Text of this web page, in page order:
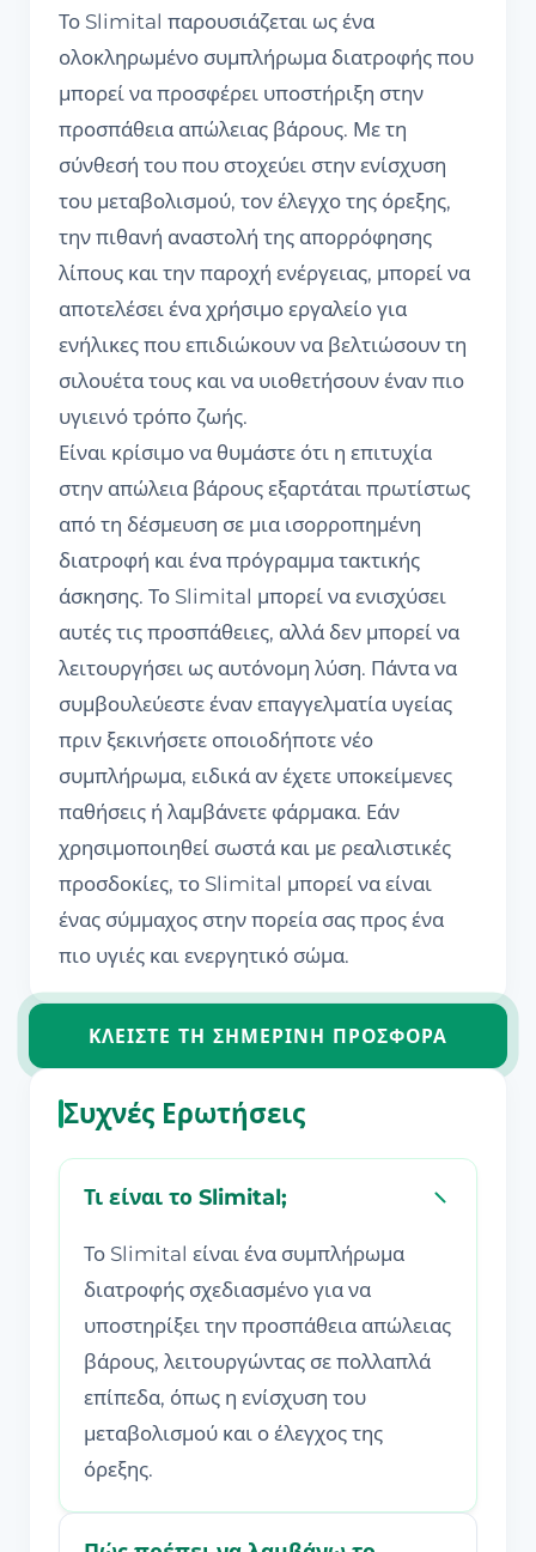
Το Slimital παρουσιάζεται ως ένα
ολοκληρωμένο συμπλήρωμα διατροφής που
μπορεί να προσφέρει υποστήριξη στην
προσπάθεια απώλειας βάρους. Με τη
σύνθεσή του που στοχεύει στην ενίσχυση
του μεταβολισμού, τον έλεγχο της όρεξης,
την πιθανή αναστολή της απορρόφησης
λίπους και την παροχή ενέργειας, μπορεί να
αποτελέσει ένα χρήσιμο εργαλείο για
ενήλικες που επιδιώκουν να βελτιώσουν τη
σιλουέτα τους και να υιοθετήσουν έναν πιο
υγιεινό τρόπο ζωής.
Είναι κρίσιμο να θυμάστε ότι η επιτυχία
στην απώλεια βάρους εξαρτάται πρωτίστως
από τη δέσμευση σε μια ισορροπημένη
διατροφή και ένα πρόγραμμα τακτικής
άσκησης. Το Slimital μπορεί να ενισχύσει
αυτές τις προσπάθειες, αλλά δεν μπορεί να
λειτουργήσει ως αυτόνομη λύση. Πάντα να
συμβουλεύεστε έναν επαγγελματία υγείας
πριν ξεκινήσετε οποιοδήποτε νέο
συμπλήρωμα, ειδικά αν έχετε υποκείμενες
παθήσεις ή λαμβάνετε φάρμακα. Εάν
χρησιμοποιηθεί σωστά και με ρεαλιστικές
προσδοκίες, το Slimital μπορεί να είναι
ένας σύμμαχος στην πορεία σας προς ένα
πιο υγιές και ενεργητικό σώμα.
ΚΛΕΊΣΤΕ ΤΗ ΣΗΜΕΡΙΝΉ ΠΡΟΣΦΟΡΆ
Συχνές Ερωτήσεις
Τι είναι το Slimital;
Το Slimital είναι ένα συμπλήρωμα
διατροφής σχεδιασμένο για να
υποστηρίξει την προσπάθεια απώλειας
βάρους, λειτουργώντας σε πολλαπλά
επίπεδα, όπως η ενίσχυση του
μεταβολισμού και ο έλεγχος της
όρεξης.